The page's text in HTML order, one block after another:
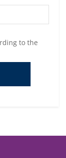
to the